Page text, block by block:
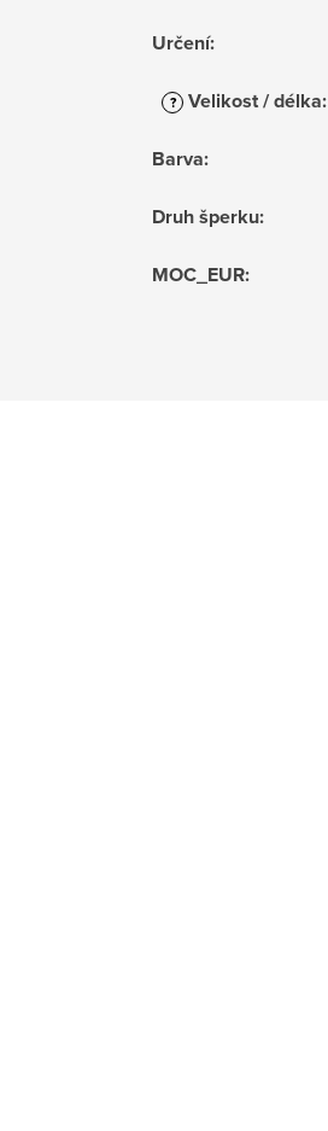
Určení:
? Velikost / délka:
Barva:
Druh šperku:
MOC_EUR: